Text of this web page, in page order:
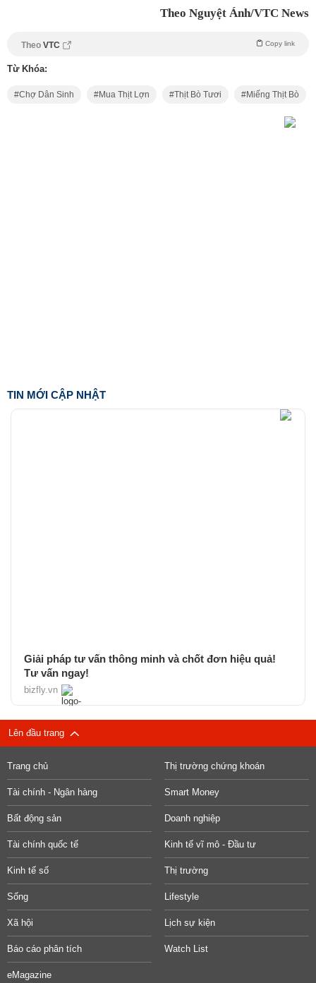
Theo Nguyệt Ánh/VTC News
Theo VTC Copy link
Từ Khóa:
Chợ Dân Sinh Mua Thịt Lợn Thịt Bò Tươi Miếng Thịt Bò
TIN MỚI CẬP NHẬT
Giải pháp tư vấn thông minh và chốt đơn hiệu quả!
Tư vấn ngay!
bizfly.vn
Lên đầu trang
Trang chủ Thị trường chứng khoán
Tài chính - Ngân hàng Smart Money
Bất động sản Doanh nghiệp
Tài chính quốc tế Kinh tế vĩ mô - Đầu tư
Kinh tế số Thị trường
Sống Lifestyle
Xã hội Lịch sự kiện
Báo cáo phân tích Watch List
eMagazine